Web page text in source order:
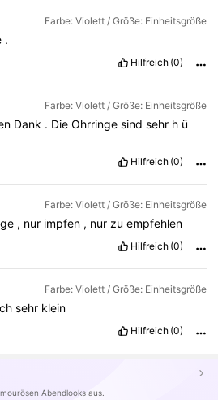
Farbe: Violett / Größe: Einheitsgröße
.
Hilfreich (0)
Farbe: Violett / Größe: Einheitsgröße
Dank . Die Ohrringe sind sehr h ü
Hilfreich (0)
Farbe: Violett / Größe: Einheitsgröße
, nur impfen , nur zuempfehlen
Hilfreich (0)
Farbe: Violett / Größe: Einheitsgröße
sehr klein
Hilfreich (0)
Abendlooks aus.